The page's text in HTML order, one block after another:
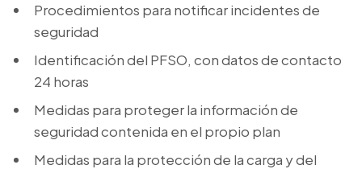
Procedimientos para notificar incidentes de
seguridad
Identificación del PFSO, con datos de contacto
24 horas
Medidas para proteger la información de
seguridad contenida en el propio plan
Medidas para la protección de la carga y del